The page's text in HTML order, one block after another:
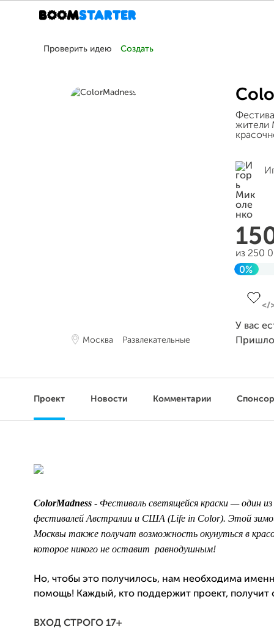
Проверить идею Создать
Москва Развлекательные
жители
из 250
0%
У вас
Проект Новости Комментарии
ColorMadness - Фестиваль светящейся краски — один
фестивалей Австралии и США (Life in Color). Этой
Москвы также получат возможность окунуться в
которое никого не оставит равнодушным!
Но, чтобы это получилось, нам необходима
помощь! Каждый, кто поддержит проект, получит
ВХОД СТРОГО 17+